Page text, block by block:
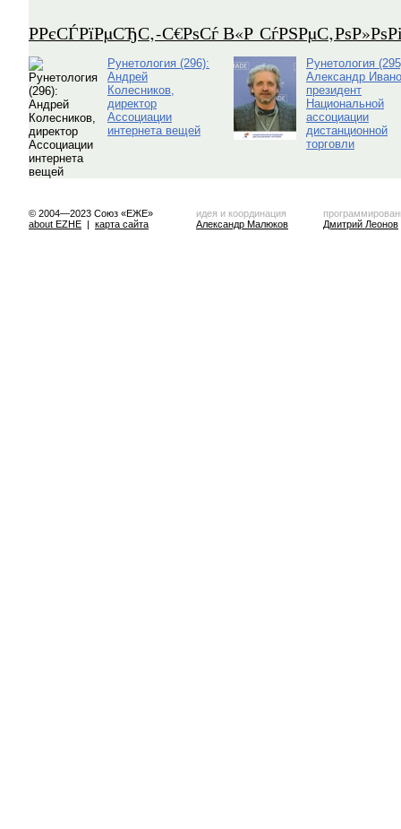
Р­РєСЃРїРµСЂС‚-С€РѕСѓ В«Р
Рунетология (296):
Андрей
Колесников,
директор
Ассоциации
интернета вещей
Рунетология
Александр
президент
Национальной
ассоциации
дистанционной
торговли
© 2004—2023 Союз «ЕЖЕ»
about EZHE | карта сайта
идея и координация
Александр Малюков
Дмитрий Леонов